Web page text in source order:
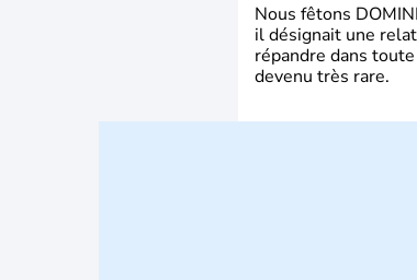
Nous fêtons
il désignait une
répandre dans
devenu très rare.